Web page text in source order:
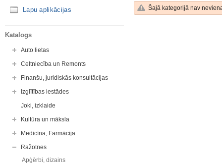
Lapu aplikācijas
Katalogs
Auto lietas
Celtniecība un Remonts
Finanšu, juridiskās konsultācijas
Izglītības iestādes
Joki, izklaide
Kultūra un māksla
Medicīna, Farmācija
Ražotnes
Apģērbi, dizains
Šajā kategorijā nav